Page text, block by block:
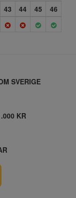
43 44 45
46
SVERIGE
KR